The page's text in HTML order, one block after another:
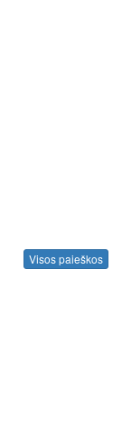
Visos paieškos